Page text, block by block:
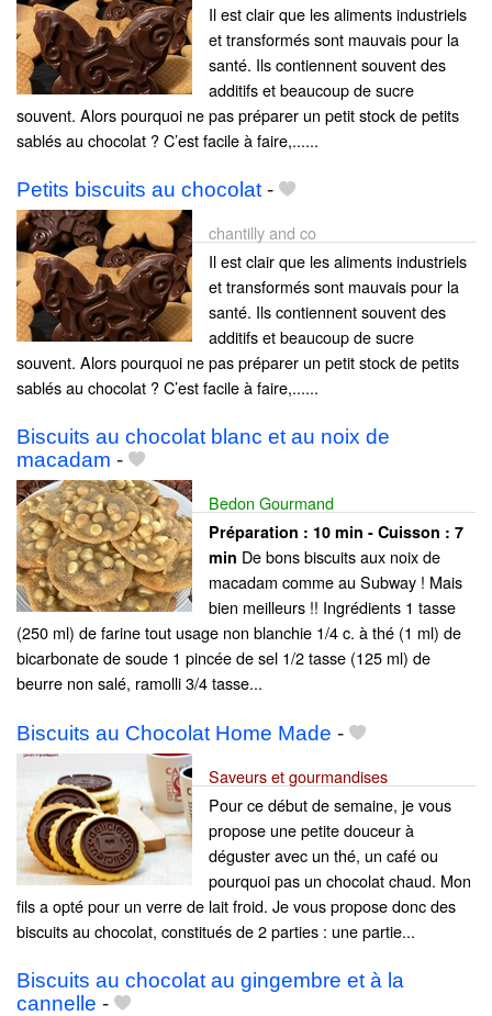
Il est clair que les aliments industriels
et transformés sont mauvais pour la
santé. Ils contiennent souvent des
additifs et beaucoup de sucre
souvent. Alors pourquoi ne pas préparer un petit stock de petits
sablés au chocolat ? C’est facile à faire,......
Petits biscuits au chocolat -
chantilly and co
Il est clair que les aliments industriels
et transformés sont mauvais pour la
santé. Ils contiennent souvent des
additifs et beaucoup de sucre
souvent. Alors pourquoi ne pas préparer un petit stock de petits
sablés au chocolat ? C’est facile à faire,......
Biscuits au chocolat blanc et au noix de
macadam -
Bedon Gourmand
Préparation : 10 min - Cuisson : 7
min De bons biscuits aux noix de
macadam comme au Subway ! Mais
bien meilleurs !! Ingrédients 1 tasse
(250 ml) de farine tout usage non blanchie 1/4 c. à thé (1 ml) de
bicarbonate de soude 1 pincée de sel 1/2 tasse (125 ml) de
beurre non salé, ramolli 3/4 tasse...
Biscuits au Chocolat Home Made -
Saveurs et gourmandises
Pour ce début de semaine, je vous
propose une petite douceur à
déguster avec un thé, un café ou
pourquoi pas un chocolat chaud. Mon
fils a opté pour un verre de lait froid. Je vous propose donc des
biscuits au chocolat, constitués de 2 parties : une partie...
Biscuits au chocolat au gingembre et à la
cannelle -